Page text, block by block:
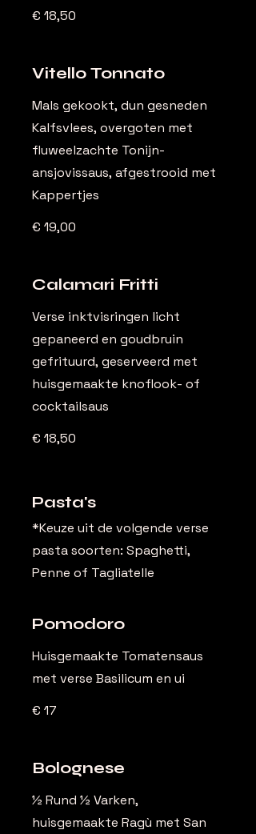
€ 18,50
Vitello Tonnato
Mals gekookt, dun gesneden
Kalfsvlees, overgoten met
fluweelzachte Tonijn-
ansjovissaus, afgestrooid met
Kappertjes
€ 19,00
Calamari Fritti
Verse inktvisringen licht
gepaneerd en goudbruin
gefrituurd, geserveerd met
huisgemaakte knoflook- of
cocktailsaus
€ 18,50
Pasta's
*Keuze uit de volgende verse
pasta soorten: Spaghetti,
Penne of Tagliatelle
Pomodoro
Huisgemaakte Tomatensaus
met verse Basilicum en ui
€ 17
Bolognese
½ Rund ½ Varken,
huisgemaakte Ragù met San